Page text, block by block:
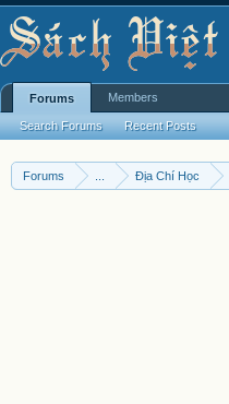
Forums Địa Chí Học
Forums
Search Forums Recent Posts
Members